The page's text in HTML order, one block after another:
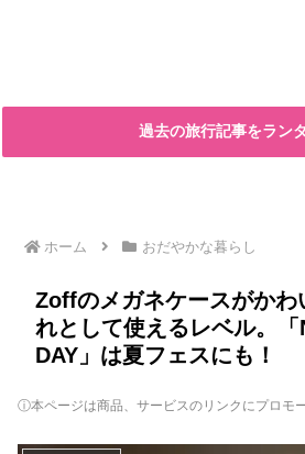
過去の旅行記事をラン
ホーム おだやかな暮らし
Zoffのメガネケースがかわ
れとして使えるレベル。
DAY」は夏フェスにも！
ⓘ本ページは商品、サービスのリンクにプロモ